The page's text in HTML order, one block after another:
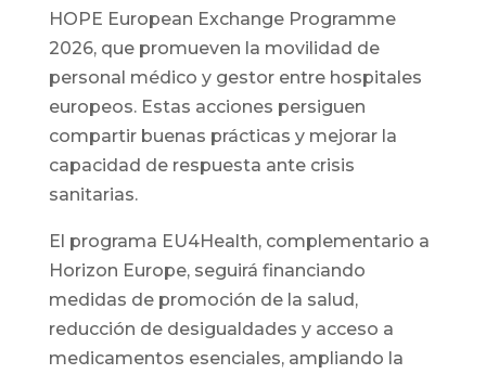
HOPE European Exchange Programme
2026, que promueven la movilidad de
personal médico y gestor entre hospitales
europeos. Estas acciones persiguen
compartir buenas prácticas y mejorar la
capacidad de respuesta ante crisis
sanitarias.
El programa EU4Health, complementario a
Horizon Europe, seguirá financiando
medidas de promoción de la salud,
reducción de desigualdades y acceso a
medicamentos esenciales, ampliando la